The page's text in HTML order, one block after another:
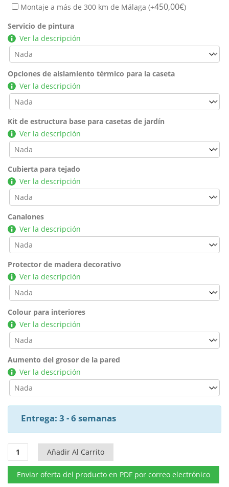
Montaje a más de 300 km de Málaga (+450,00€)
Servicio de pintura
Ver la descripción
Opciones de aislamiento térmico para la caseta
Ver la descripción
Kit de estructura base para casetas de jardín
Ver la descripción
Cubierta para tejado
Ver la descripción
Canalones
Ver la descripción
Protector de madera decorativo
Ver la descripción
Colour para interiores
Ver la descripción
Aumento del grosor de la pared
Ver la descripción
Entrega: 3 - 6 semanas
Caseta
de
jardín
Roland
Añadir Al Carrito
Enviar oferta del producto en PDF por correo electrónico